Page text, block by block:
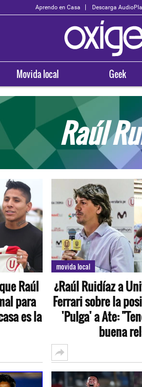
Aprendo en Casa Descarga
Movida local Geek
Raúl
Raúl
para
es la
movida local
¿Raúl Ruidíaz a
Ferrari sobre la
'Pulga' a Ate:
buena
OXÍGENO